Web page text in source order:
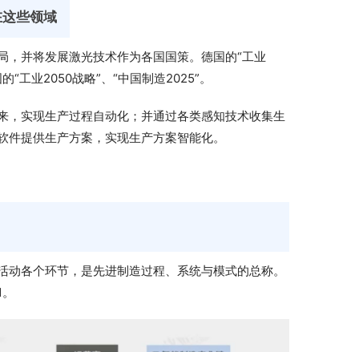
些领域
并将发展激光技术作为各国国策。德国的“工业
“工业2050战略”、“中国制造2025”。
实现生产过程自动化；并通过各类感知技术收集生
提供生产方案，实现生产方案智能化。
各个环节，是先进制造过程、系统与模式的总称。